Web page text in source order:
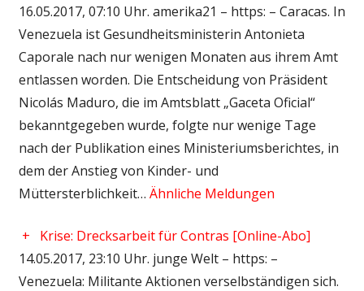
16.05.2017, 07:10 Uhr. amerika21 – https: – Caracas. In
Venezuela ist Gesundheitsministerin Antonieta
Caporale nach nur wenigen Monaten aus ihrem Amt
entlassen worden. Die Entscheidung von Präsident
Nicolás Maduro, die im Amtsblatt „Gaceta Oficial“
bekanntgegeben wurde, folgte nur wenige Tage
nach der Publikation eines Ministeriumsberichtes, in
dem der Anstieg von Kinder- und
Müttersterblichkeit… Ähnliche Meldungen
+
Krise: Drecksarbeit für Contras [Online-Abo]
14.05.2017, 23:10 Uhr. junge Welt – https: –
Venezuela: Militante Aktionen verselbständigen sich.